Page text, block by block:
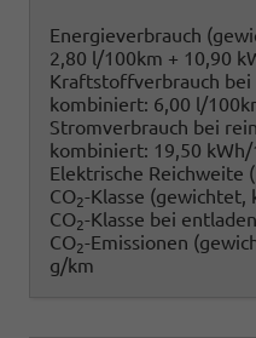
Energieverbrauch
2,80 l/100km + 10,90
Kraftstoffverbrauch
kombiniert: 6,00 l/
Stromverbrauch bei
kombiniert: 19,50
Elektrische Reichweite
CO2-Klasse (gewichtet,
CO2-Klasse bei
CO2-Emissionen
g/km